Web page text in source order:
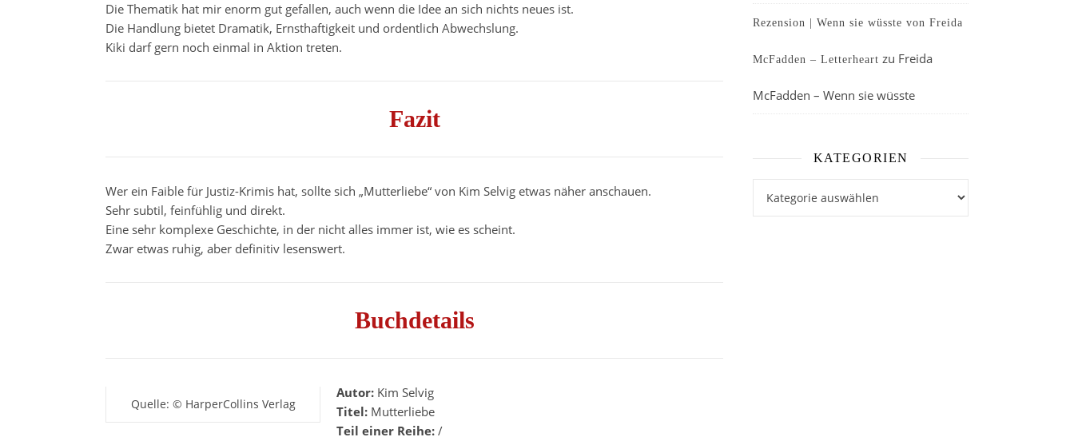
Die Thematik hat mir enorm gut gefallen, auch wenn die Idee an sich nichts neues ist.
Die Handlung bietet Dramatik, Ernsthaftigkeit und ordentlich Abwechslung.
Kiki darf gern noch einmal in Aktion treten.
Fazit
Wer ein Faible für Justiz-Krimis hat, sollte sich „Mutterliebe“ von Kim Selvig etwas näher anschauen.
Sehr subtil, feinfühlig und direkt.
Eine sehr komplexe Geschichte, in der nicht alles immer ist, wie es scheint.
Zwar etwas ruhig, aber definitiv lesenswert.
Buchdetails
Quelle: © HarperCollins Verlag
Autor: Kim Selvig
Titel: Mutterliebe
Teil einer Reihe: /
Rezension | Wenn sie wüsste von Freida
McFadden – Letterheart zu Freida
McFadden – Wenn sie wüsste
KATEGORIEN